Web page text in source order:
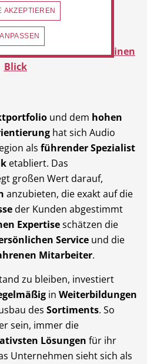
Zentrum Hilden auf einen
Blick
und dem hohen
hat sich Audio
als führender Spezialist
etabliert. Das
großen Wert darauf,
anzubieten, die exakt auf die
der Kunden abgestimmt
Expertiseschätzen die
Service und die
Mitarbeiter.
zu bleiben, investiert
in Weiterbildungen
des Sortiments. So
sein, immer die
Lösungen für ihr
Unternehmen sieht sich als
AKZEPTIEREN